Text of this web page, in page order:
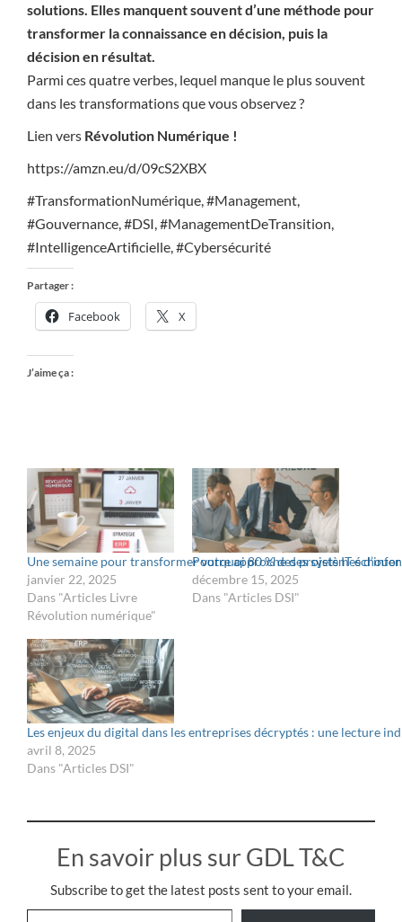
solutions. Elles manquent souvent d’une méthode pour
transformer la connaissance en décision, puis la
décision en résultat.
Parmi ces quatre verbes, lequel manque le plus souvent
dans les transformations que vous observez ?
Lien vers Révolution Numérique !
https://amzn.eu/d/09cS2XBX
#TransformationNumérique, #Management,
#Gouvernance, #DSI, #ManagementDeTransition,
#IntelligenceArtificielle, #Cybersécurité
Partager :
Facebook X
J’aime ça :
Une semaine pour transformer votre approche des systèmes
janvier 22, 2025
Dans "Articles Livre
Révolution numérique"
Pourquoi 80 % des projets IT
décembre 15, 2025
Dans "Articles DSI"
Les enjeux du digital dans les entreprises décryptés : une lecture
avril 8, 2025
Dans "Articles DSI"
En savoir plus sur GDL T&C
Subscribe to get the latest posts sent to your email.